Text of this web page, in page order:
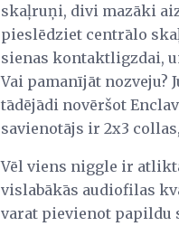
skaļruņi, divi mazāki
pieslēdziet centrālo
sienas kontaktligzdai,
Vai pamanījāt
tādējādi novēršot
savienotājs ir 2x3
Vēl viens niggle ir
vislabākās audiofilas
varat pievienot papildu